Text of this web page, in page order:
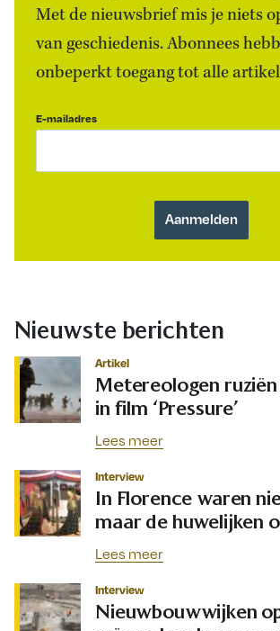
Met de nieuwsbrief mis je niets
van geschiedenis. Abonnees
onbeperkt toegang tot alle
E-mailadres
Nieuwste berichten
Artikel
Metereologen
in film ‘Pressure’
Lees meer
Interview
In Florence waren
maar de huwelijken
Lees meer
Interview
Nieuwbouwwijken